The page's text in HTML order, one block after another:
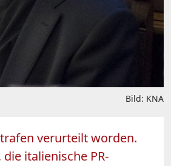
Bild: KNA
verurteilt worden.
italienische PR-